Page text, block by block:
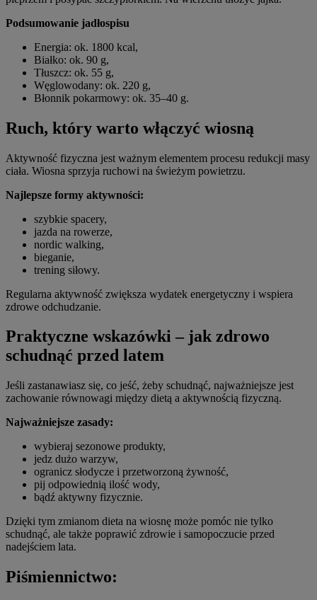
Podsumowanie jadłospisu
Energia: ok. 1800 kcal,
Białko: ok. 90 g,
Tłuszcz: ok. 55 g,
Węglowodany: ok. 220 g,
Błonnik pokarmowy: ok. 35–40 g.
Ruch, który warto włączyć wiosną
Aktywność fizyczna jest ważnym elementem procesu redukcji masy
ciała. Wiosna sprzyja ruchowi na świeżym powietrzu.
Najlepsze formy aktywności:
szybkie spacery,
jazda na rowerze,
nordic walking,
bieganie,
trening siłowy.
Regularna aktywność zwiększa wydatek energetyczny i wspiera
zdrowe odchudzanie.
Praktyczne wskazówki – jak zdrowo
schudnąć przed latem
Jeśli zastanawiasz się, co jeść, żeby schudnąć, najważniejsze jest
zachowanie równowagi między dietą a aktywnością fizyczną.
Najważniejsze zasady:
wybieraj sezonowe produkty,
jedz dużo warzyw,
ogranicz słodycze i przetworzoną żywność,
pij odpowiednią ilość wody,
bądź aktywny fizycznie.
Dzięki tym zmianom dieta na wiosnę może pomóc nie tylko
schudnąć, ale także poprawić zdrowie i samopoczucie przed
nadejściem lata.
Piśmiennictwo: